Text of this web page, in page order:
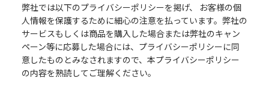
弊社では以下のプライバシーポリシーを掲げ、 お客様の個
人情報を保護するために細心の注意を払っています。弊社の
サービスもしくは商品を購入した場合または弊社のキャン
ペーン等に応募した場合には、プライバシーポリシーに同
意したものとみなされますので、本プライバシーポリシー
の内容を熟読してご理解ください。